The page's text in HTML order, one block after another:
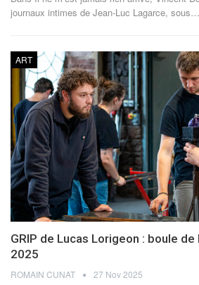
journaux intimes de Jean-Luc Lagarce, sous…
ART
GRIP de Lucas Lorigeon : boule
2025
ROMAIN CUNAT 27 Nov 2025